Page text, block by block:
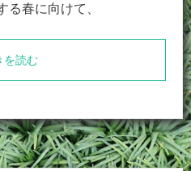
る春に向けて、
を読む